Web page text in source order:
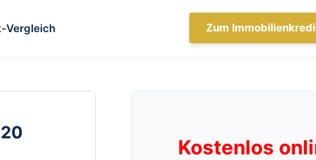
Vergleich Zum
Kostenlos